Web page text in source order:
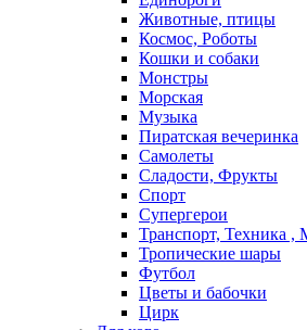
Животные, птицы
Космос, Роботы
Кошки и собаки
Монстры
Морская
Музыка
Пиратская вечеринка
Самолеты
Сладости, Фрукты
Спорт
Супергерои
Транспорт, Техника
Тропические шары
Футбол
Цветы и бабочки
Цирк